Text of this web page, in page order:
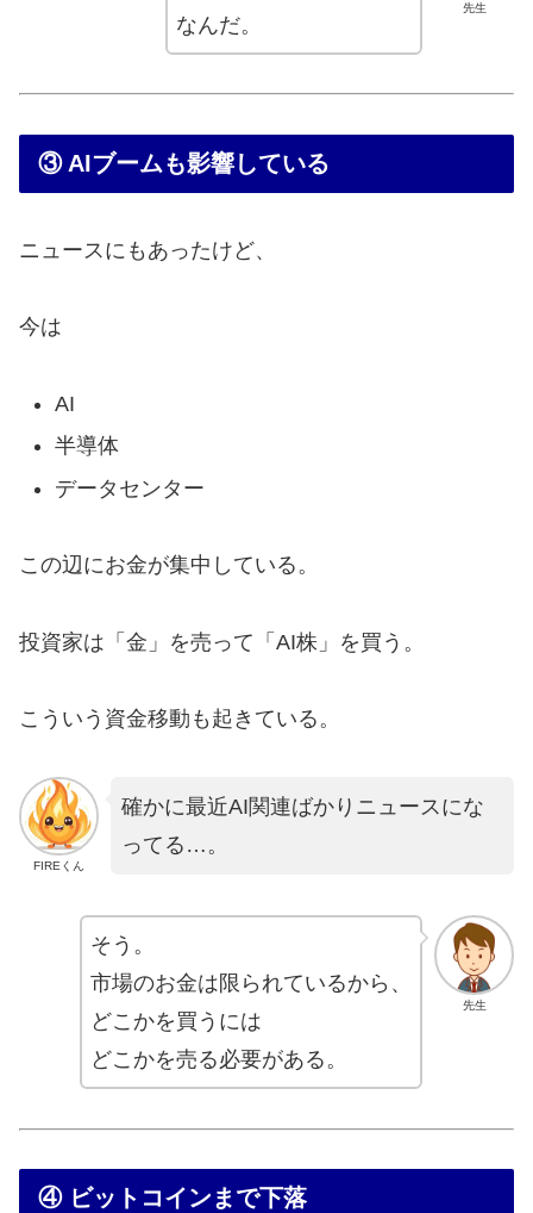
先生
なんだ。
③ AIブームも影響している
ニュースにもあったけど、
今は
AI
半導体
データセンター
この辺にお金が集中している。
投資家は「金」を売って「AI株」を買う。
こういう資金移動も起きている。
FIREくん
確かに最近AI関連ばかりニュースにな
ってる…。
先生
そう。
市場のお金は限られているから、
どこかを買うには
どこかを売る必要がある。
④ ビットコインまで下落